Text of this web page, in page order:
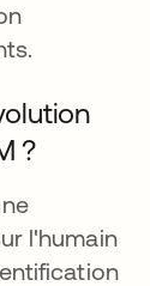
?
l'humain